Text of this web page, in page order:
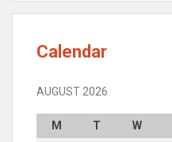
Calendar
AUGUST 2026
M T W